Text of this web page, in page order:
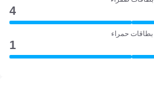
4
بطاقات حمراء
1